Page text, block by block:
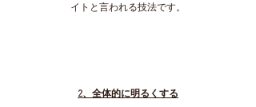
イトと言われる技法です。
2、全体的に明るくする